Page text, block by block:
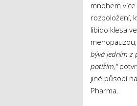
mnohem
rozpoložení,
libido klesá
bývá jedním z
potížím,“
jiné působí
Pharma.